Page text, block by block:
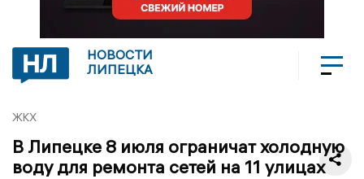
НОВОСТИ
ЛИПЕЦКА
ЖКХ
В Липецке 8 июля ограничат холодную
воду для ремонта сетей на 11 улицах